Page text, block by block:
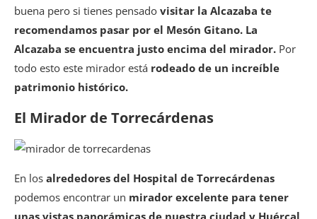
buena pero si tienes pensado visitar la Alcazaba te
recomendamos pasar por el Mesón Gitano. La
Alcazaba se encuentra justo encima del mirador. Por
todo esto este mirador está rodeado de un increíble
patrimonio histórico.
El Mirador de Torrecárdenas
En los alrededores del Hospital de Torrecárdenas
podemos encontrar un mirador excelente para tener
unas vistas panorámicas de nuestra ciudad y Huércal